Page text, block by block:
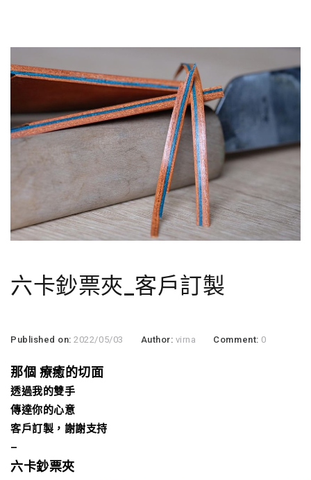
六卡鈔票夾_客戶訂製
Published on:2022/05/03 Author: virna Comment: 0
那個 療癒的切面
透過我的雙手
傳達你的心意
客戶訂製，謝謝支持
–
六卡鈔票夾